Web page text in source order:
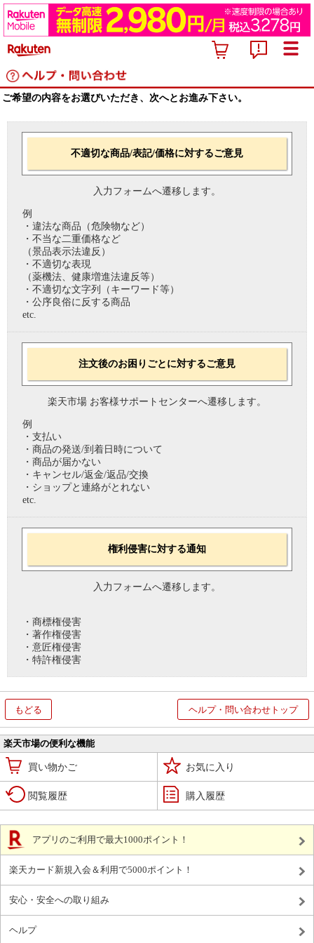
ご希望の内容をお選びいただき、次へとお進み下さい。
不適切な商品/表記/価格に対するご意見
入力フォームへ遷移します。
例
・違法な商品（危険物など）
・不当な二重価格など
（景品表示法違反）
・不適切な表現
（薬機法、健康増進法違反等）
・不適切な文字列（キーワード等）
・公序良俗に反する商品
etc.
注文後のお困りごとに対するご意見
楽天市場 お客様サポートセンターへ遷移します。
例
・支払い
・商品の発送/到着日時について
・商品が届かない
・キャンセル/返金/返品/交換
・ショップと連絡がとれない
etc.
権利侵害に対する通知
入力フォームへ遷移します。
・商標権侵害
・著作権侵害
・意匠権侵害
・特許権侵害
もどる ヘルプ・問い合わせトップ
楽天市場の便利な機能
買い物かご お気に入り
閲覧履歴 購入履歴
アプリのご利用で最大1000ポイント！
楽天カード新規入会＆利用で5000ポイント！
安心・安全への取り組み
ヘルプ